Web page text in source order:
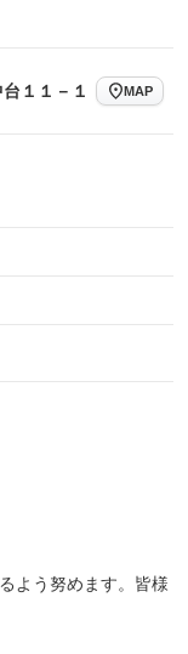
ール
し
１１－１
MAP
よう努めます。皆様